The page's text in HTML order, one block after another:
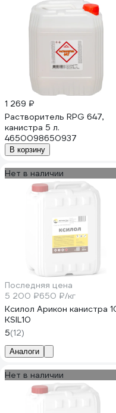
1 269 ₽
Растворитель RPG 647,
канистра 5 л.
4650098650937
В корзину
Нет в наличии
Последняя цена
5 200 ₽650 ₽/кг
Ксилол Арикон канистра
KSIL10
5(12)
Аналоги
Нет в наличии